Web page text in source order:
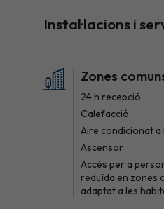
Instal·lacions i
Zones
24 h recepció
Calefacció
Aire condicionat a
Ascensor
Accés per a
reduïda en zones
adaptat a les